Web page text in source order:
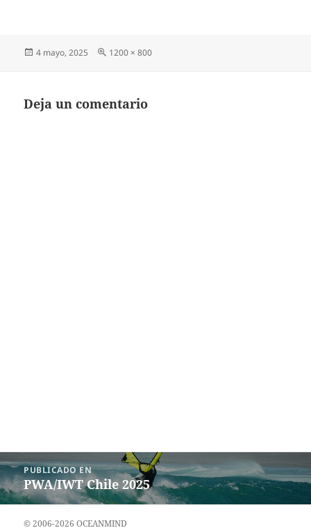
Publicado
4 mayo, 2025
Tamaño
1200 × 800
Deja un comentario
Navegación
de
entradas
PUBLICADO EN
PWA/IWT Chile 2025
© 2006-2026 OCEANMIND